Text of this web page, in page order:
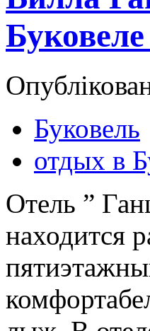
Буковель
отдых в
Отель ”
находится